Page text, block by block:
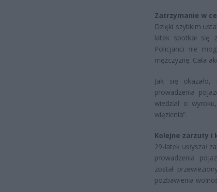
Zatrzymanie w
Dzięki szybkim
latek spotkał się
Policjanci nie
mężczyznę. Cała
Jak się
prowadzenia
wiedział o
więzienia”.
Kolejne zarzuty i
29-latek usłyszał
prowadzenia
został
pozbawienia